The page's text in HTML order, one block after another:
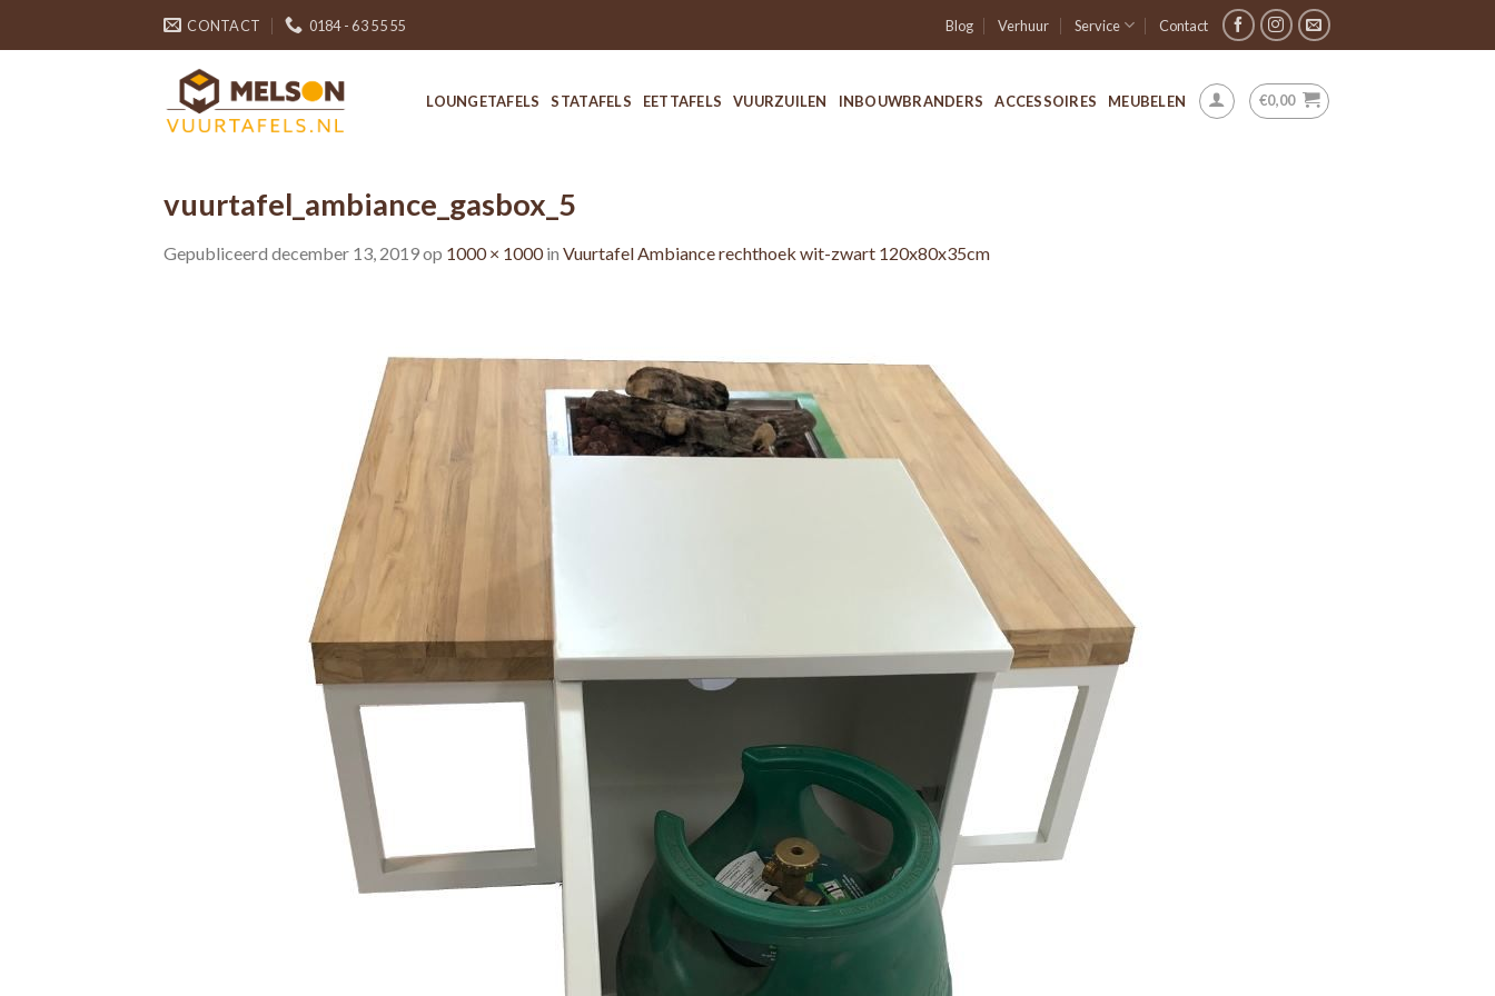
CONTACT 0184 - 63 55 55 Blog Verhuur Service Contact
LOUNGETAFELS STATAFELS EETTAFELS VUURZUILEN INBOUWBRANDERS ACCESSOIRES MEUBELEN €0,00
vuurtafel_ambiance_gasbox_5
Gepubliceerd december 13, 2019op 1000 × 1000in Vuurtafel Ambiance rechthoek wit-zwart 120x80x35cm